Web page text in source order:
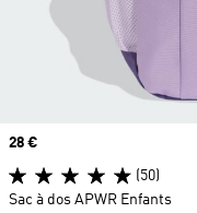
Prix
28 €
(50)
Sac à dos APWR Enfants